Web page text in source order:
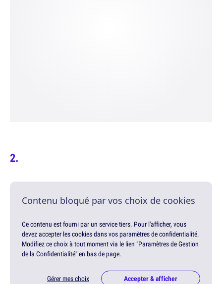
Contenu bloqué par vos choix de cookies
Ce contenu est fourni par un service tiers. Pour l'afficher, vous
devez accepter les cookies dans vos paramètres de confidentialité.
Modifiez ce choix à tout moment via le lien "Paramètres de Gestion
de la Confidentialité" en bas de page.
Gérer mes choix Accepter & afficher